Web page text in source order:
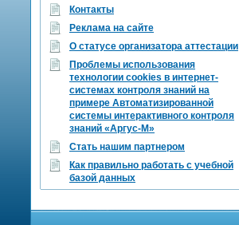
Контакты
Реклама на сайте
О статусе организатора аттестации
Проблемы использования
технологии cookies в интернет-
системах контроля знаний на
примере Автоматизированной
системы интерактивного контроля
знаний «Аргус-М»
Стать нашим партнером
Как правильно работать с учебной
базой данных